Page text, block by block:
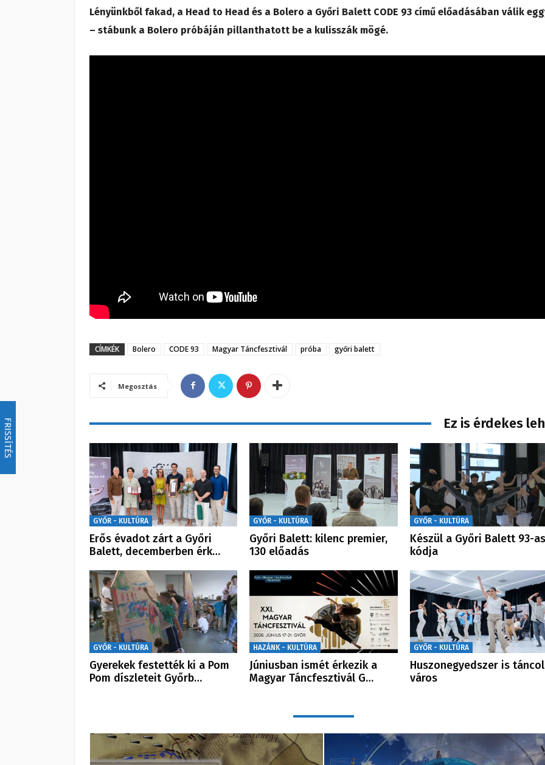
FRISSÍTÉS
Lényünkből fakad, a Head to Head és a Bolero a Győri Balett CODE 93 című előadásában válik
– stábunk a Bolero próbáján pillanthatott be a kulisszák mögé.
CÍMKÉK Bolero CODE 93 Magyar Táncfesztivál próba győri balett
Megosztás
Ez is érdekes
GYŐR - KULTÚRA
Erős évadot zárt a Győri
Balett, decemberben érk…
GYŐR - KULTÚRA
Győri Balett: kilenc premier,
130 előadás
GYŐR - KULTÚRA
Készül a Győri Balett 93-as
kódja
GYŐR - KULTÚRA
Gyerekek festették ki a Pom
Pom díszleteit Győrb…
HAZÁNK - KULTÚRA
Júniusban ismét érkezik a
Magyar Táncfesztivál G…
GYŐR - KULTÚRA
Huszonegyedszer is
város